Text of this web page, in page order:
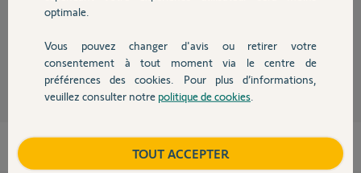
Devis avec un pro
Contact
Bonne journée.
Gladys B. il y a environ 12 ans
optimale.
Vous pouvez changer d'avis ou retirer votre
consentement à tout moment via le centre de
préférences des cookies. Pour plus d’informations,
veuillez consulter notre politique de cookies
TOUT ACCEPTER